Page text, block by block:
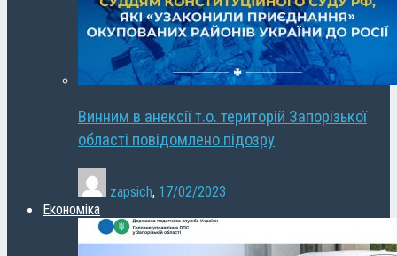
Винним в анексії т.о. територій Запорізької
області повідомлено підозру
zapsich, 17/02/2023
Економіка